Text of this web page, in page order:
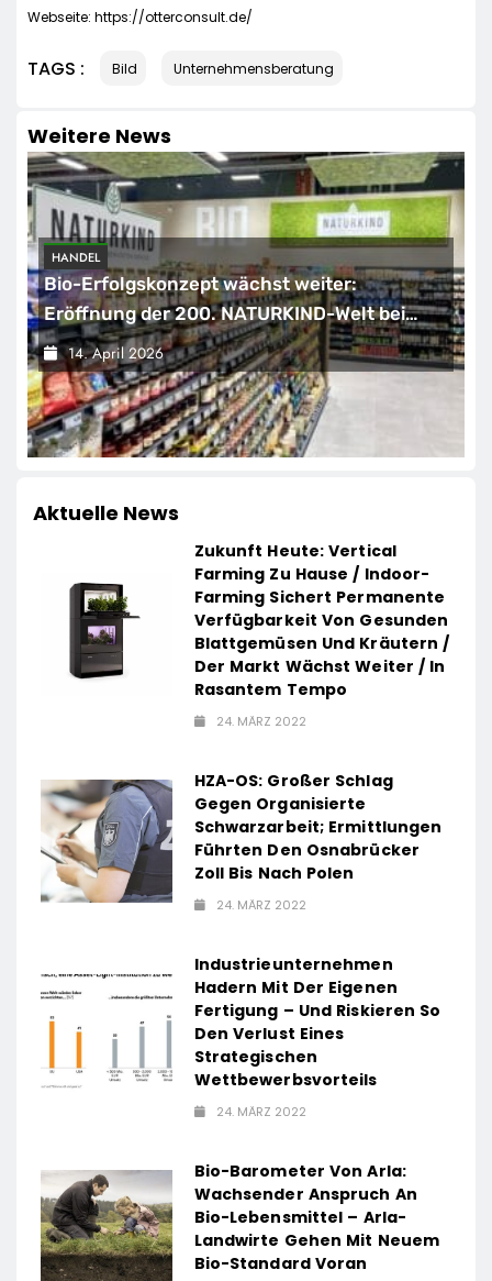
Webseite: https://otterconsult.de/
TAGS : Bild Unternehmensberatung
Weitere News
HANDEL
Bio-Erfolgskonzept wächst weiter:
Eröffnung der 200. NATURKIND-Welt bei
EDEKA
14. April 2026
Aktuelle News
Zukunft Heute: Vertical
Farming Zu Hause / Indoor-
Farming Sichert Permanente
Verfügbarkeit Von Gesunden
Blattgemüsen Und Kräutern /
Der Markt Wächst Weiter / In
Rasantem Tempo
24. MÄRZ 2022
HZA-OS: Großer Schlag
Gegen Organisierte
Schwarzarbeit; Ermittlungen
Führten Den Osnabrücker
Zoll Bis Nach Polen
24. MÄRZ 2022
Industrieunternehmen
Hadern Mit Der Eigenen
Fertigung – Und Riskieren So
Den Verlust Eines
Strategischen
Wettbewerbsvorteils
24. MÄRZ 2022
Bio-Barometer Von Arla:
Wachsender Anspruch An
Bio-Lebensmittel – Arla-
Landwirte Gehen Mit Neuem
Bio-Standard Voran